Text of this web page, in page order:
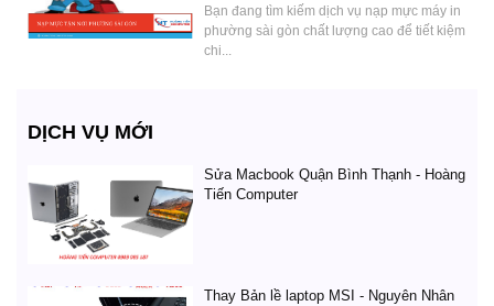
Bạn đang tìm kiếm dịch vụ nạp mực máy in
phường sài gòn chất lượng cao để tiết kiệm
chi...
DỊCH VỤ MỚI
Sửa Macbook Quận Bình Thạnh - Hoàng
Tiến Computer
Thay Bản lề laptop MSI - Nguyên Nhân